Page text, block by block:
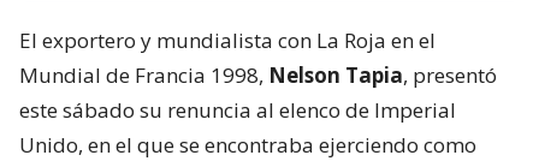
El exportero y mundialista con La Roja en el
Mundial de Francia 1998, Nelson Tapia, presentó
este sábado su renuncia al elenco de Imperial
Unido, en el que se encontraba ejerciendo como